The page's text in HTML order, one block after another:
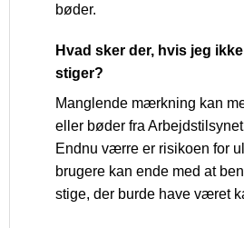
bøder.
Hvad sker der, hvis jeg
stiger?
Manglende mærkning kan
eller bøder fra
Endnu værre er risikoen for
brugere kan ende med at
stige, der burde have været